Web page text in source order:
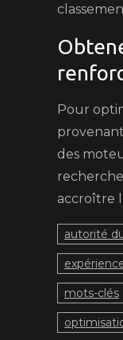
Pour
des
accroître
autorité
mots-clés